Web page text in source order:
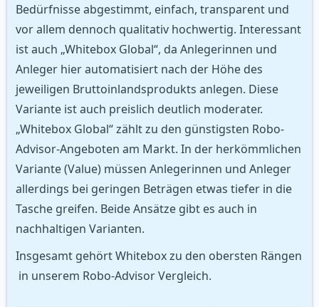
Bedürfnisse abgestimmt, einfach, transparent und
vor allem dennoch qualitativ hochwertig. Interessant
ist auch „Whitebox Global“, da Anlegerinnen und
Anleger hier automatisiert nach der Höhe des
jeweiligen Bruttoinlandsprodukts anlegen. Diese
Variante ist auch preislich deutlich moderater.
„Whitebox Global“ zählt zu den günstigsten Robo-
Advisor-Angeboten am Markt. In der herkömmlichen
Variante (Value) müssen Anlegerinnen und Anleger
allerdings bei geringen Beträgen etwas tiefer in die
Tasche greifen. Beide Ansätze gibt es auch in
nachhaltigen Varianten.
Insgesamt gehört Whitebox zu den obersten Rängen
in unserem Robo-Advisor Vergleich.